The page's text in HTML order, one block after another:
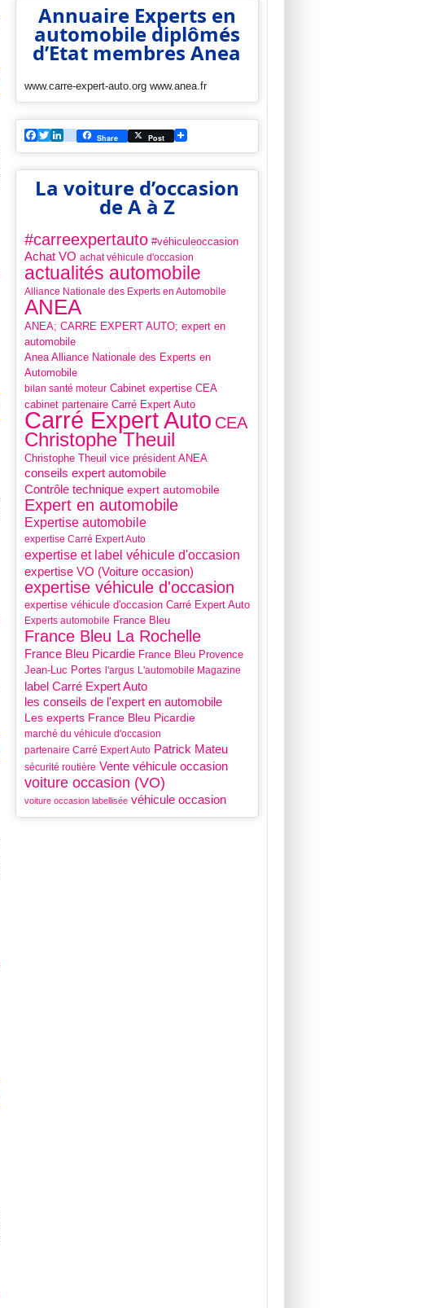
Annuaire Experts en
automobile diplômés
d’Etat membres Anea
www.carre-expert-auto.org www.anea.fr
Facebook
Twitter
LinkedIn
viadeo
Share Post
La voiture d’occasion
de A à Z
#carreexpertauto #véhiculeoccasion
Achat VO achat véhicule d'occasion
actualités automobile
Alliance Nationale des Experts en Automobile
ANEA
ANEA; CARRE EXPERT AUTO; expert en
automobile
Anea Alliance Nationale des Experts en
Automobile
bilan santé moteur Cabinet expertise CEA
cabinet partenaire Carré Expert Auto
Carré Expert Auto CEA
Christophe Theuil
Christophe Theuil vice président ANEA
conseils expert automobile
Contrôle technique expert automobile
Expert en automobile
Expertise automobile
expertise Carré Expert Auto
expertise et label véhicule d'occasion
expertise VO (Voiture occasion)
expertise véhicule d'occasion
expertise véhicule d'occasion Carré Expert Auto
Experts automobile France Bleu
France Bleu La Rochelle
France Bleu Picardie France Bleu Provence
Jean-Luc Portes l'argus L'automobile Magazine
label Carré Expert Auto
les conseils de l'expert en automobile
Les experts France Bleu Picardie
marché du véhicule d'occasion
partenaire Carré Expert Auto Patrick Mateu
sécurité routière Vente véhicule occasion
voiture occasion (VO)
voiture occasion labellisée véhicule occasion